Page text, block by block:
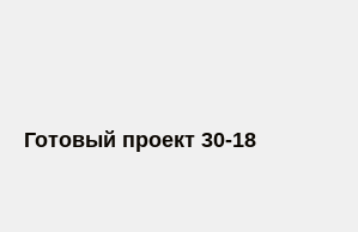
Готовый проект 30-18